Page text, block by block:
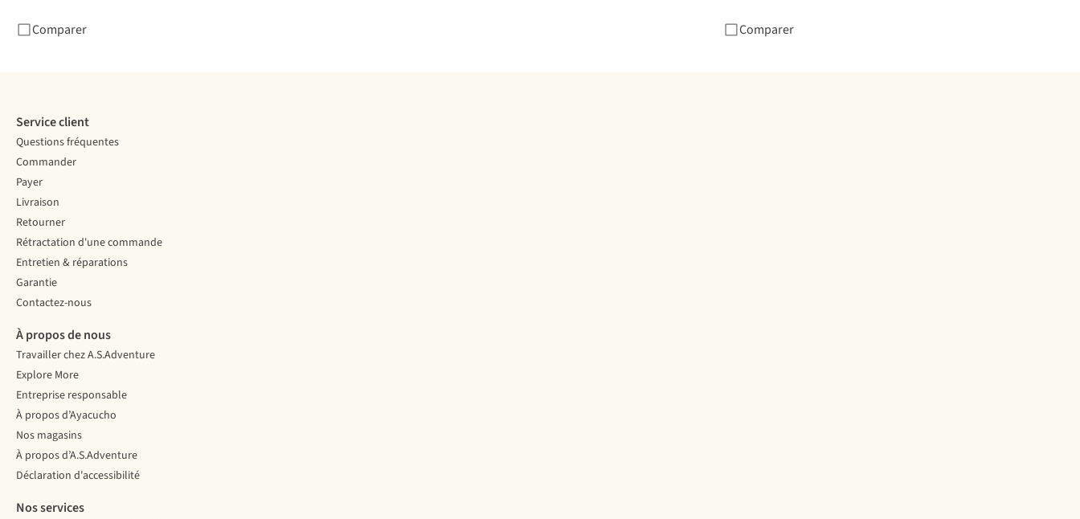
Comparer Comparer
Service client
Questions fréquentes
Commander
Payer
Livraison
Retourner
Rétractation d'une commande
Entretien & réparations
Garantie
Contactez-nous
À propos de nous
Travailler chez A.S.Adventure
Explore More
Entreprise responsable
À propos d’Ayacucho
Nos magasins
À propos d’A.S.Adventure
Déclaration d'accessibilité
Nos services